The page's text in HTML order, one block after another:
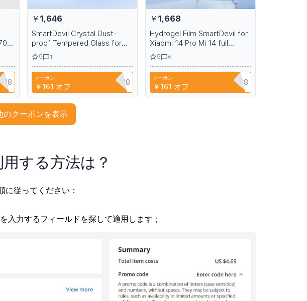
￥1,646
SmartDevil Crystal Dust-
proof Tempered Glass for
iPhone 14 13 12 Pro Max HD
Full Cover Screen Protector
Anti-fingerprint Film
5 1
クーポン
￥161 オフ CYPQ3XAVLEH8
￥1,668
Hydrogel Film SmartDevil for
Xiaomi 14 Pro Mi 14 full
screen coverage screen
protection soft film for
Xiaomi 13 12 transparent
against scratches
5 6
クーポン
￥161 オフ CYPQ3XAVLEH8
のクーポンを表示
する方法は？
従ってください：
入力するフィールドを探して適用します；